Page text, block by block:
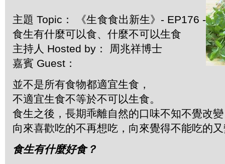
主題 Topic： 《生食食出新生》- EP176 -
食生有什麼可以食、什麼不可以生食
主持人 Hosted by： 周兆祥博士
嘉賓 Guest：
並不是所有食物都適宜生食，
不適宜生食不等於不可以生食。
食生之後，長期乖離自然的口味不知不覺改變
向來喜歡吃的不再想吃，向來覺得不能吃的
食生有什麼好食？